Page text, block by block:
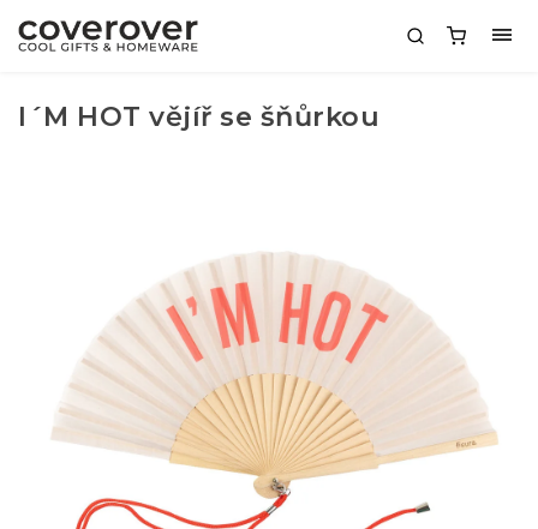
I´M HOT vějíř se šňůrkou